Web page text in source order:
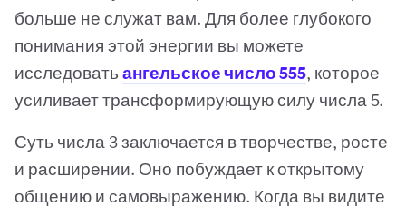
больше не служат вам. Для более глубокого
понимания этой энергии вы можете
исследовать ангельское число 555, которое
усиливает трансформирующую силу числа 5.
Суть числа 3 заключается в творчестве, росте
и расширении. Оно побуждает к открытому
общению и самовыражению. Когда вы видите